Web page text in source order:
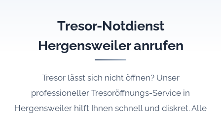
Tresor-Notdienst
Hergensweiler anrufen
Tresor lässt sich nicht öffnen? Unser
professioneller Tresoröffnungs-Service in
Hergensweiler hilft Ihnen schnell und diskret. Alle